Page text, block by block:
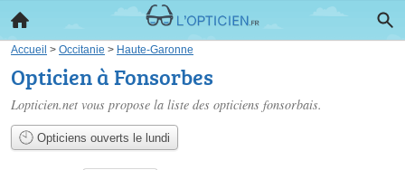
Accueil > Occitanie > Haute-Garonne
Opticien à Fonsorbes
Lopticien.net vous propose la liste des opticiens fonsorbais.
Opticiens ouverts le lundi